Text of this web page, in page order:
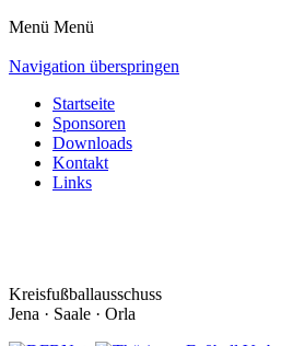
Menü Menü
Navigation überspringen
Startseite
Sponsoren
Downloads
Kontakt
Links
Kreisfußballausschuss
Jena · Saale · Orla